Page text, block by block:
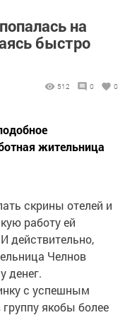
на
быстро
512 0 0
жительница
скрины отелей и
работу ей
действительно,
Челнов
денег.
с успешным
якобы более